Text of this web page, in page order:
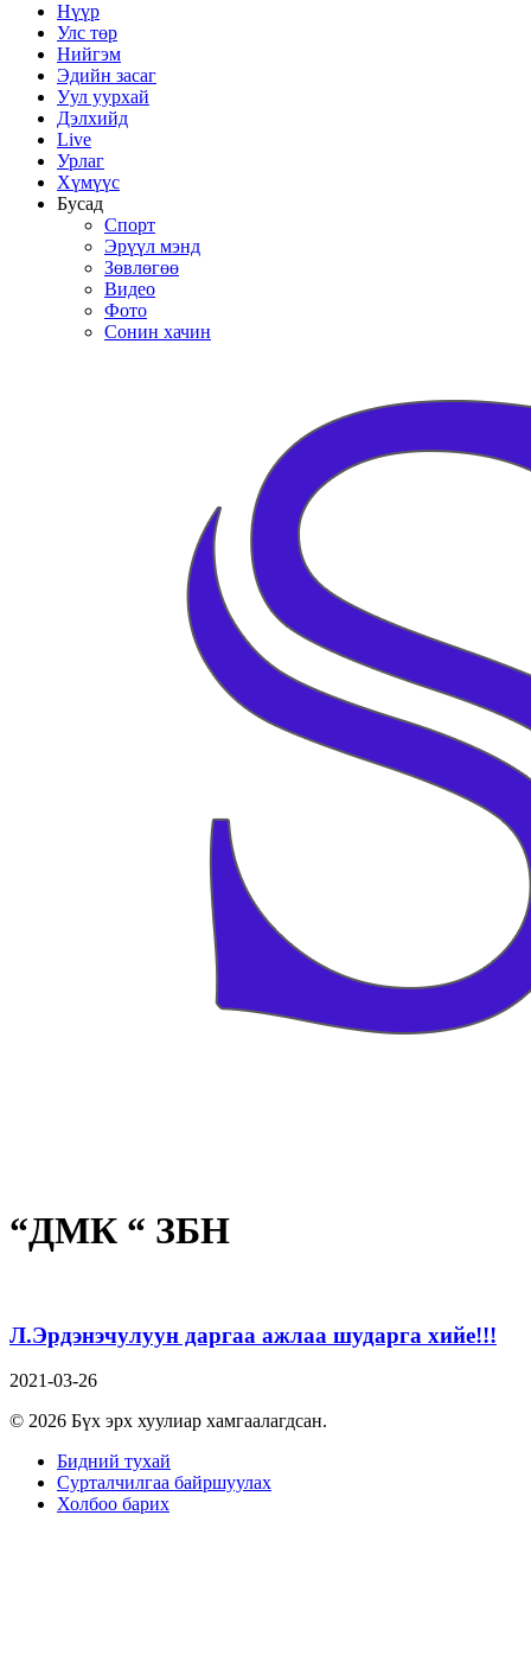
Нүүр
Улс төр
Нийгэм
Эдийн засаг
Уул уурхай
Дэлхийд
Live
Урлаг
Хүмүүс
Бусад
Спорт
Эрүүл мэнд
Зөвлөгөө
Видео
Фото
Сонин хачин
“ДМК “ ЗБН
Л.Эрдэнэчулуун даргаа ажлаа шударга хийе!!!
2021-03-26
© 2026 Бүх эрх хуулиар хамгаалагдсан.
Бидний тухай
Сурталчилгаа байршуулах
Холбоо барих